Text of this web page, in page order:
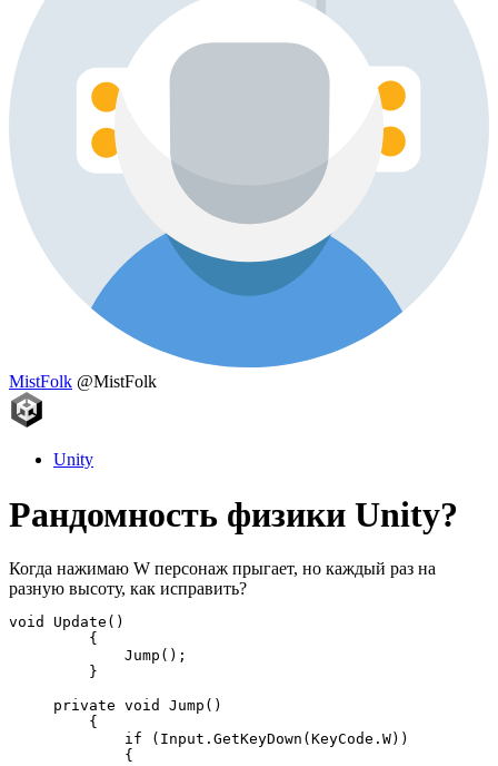
MistFolk @MistFolk
Unity
Рандомность физики Unity?
Когда нажимаю W персонаж прыгает, но каждый раз на
разную высоту, как исправить?
void Update()
         {
             Jump();
         }
     private void Jump()
         {
             if (Input.GetKeyDown(KeyCode.W))
             {